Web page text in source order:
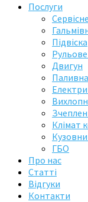
Послуги
Підвіска
Двигун
Клімат
ГБО
Про нас
Статті
Відгуки
Контакти